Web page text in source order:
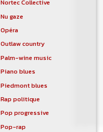
Nortec Collective
Nu gaze
Opéra
Outlaw country
Palm-wine music
Piano blues
Piedmont blues
Rap politique
Pop progressive
Pop-rap